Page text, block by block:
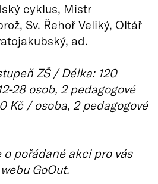
cyklus, Mistr
Sv. Řehoř Veliký, Oltář
ad.
ZŠ / Délka: 120
28 osob, 2 pedagogové
Kč / osoba, 2 pedagogové
o pořádané akci pro vás
GoOut.